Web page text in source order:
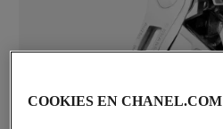
COOKIES EN CHANEL.COM